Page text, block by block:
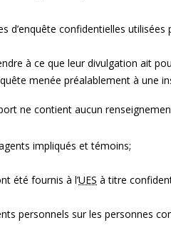
d’enquête confidentielles utilisées
à ce que leur divulgation ait
menée préalablement à une
ne contient aucun
impliqués et témoins;
été fournis à l’UES à titre
personnels sur les personnes